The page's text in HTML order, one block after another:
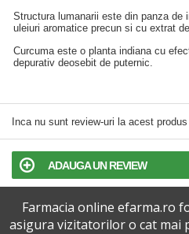
Structura lumanarii este din panza de
uleiuri aromatice precun si cu extrat
Curcuma este o planta indiana cu
depurativ deosebit de puternic.
Inca nu sunt review-uri la acest
ADAUGA UN REVIEW
TERMENI SI CONDITII
Farmacia online efarma.ro
asigura vizitatorilor o cat mai